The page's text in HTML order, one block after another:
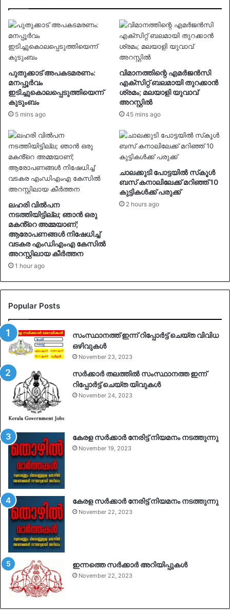
പുതുക്കാട് അപകടമരണം:
മനപ്പൂർവം
ഇടിച്ചുകൊലപ്പെടുത്തിയെന്ന്
കുടുംബം
5 mins ago
വിമാനത്തിന്റെ എമർജൻസി
എക്സിറ്റ് ബലമായി തുറക്കാൻ
ശ്രമം; മലയാളി യുവാവ്
അറസ്റ്റിൽ
45 mins ago
ലഹരി വിൽപന
നടത്തിയിട്ടില്ല; ഞാൻ ഒരു
മകൻ്റെ അമ്മയാണ്;
ആരോപണങ്ങൾ നിഷേധിച്ച്
വടകര എംഡിഎംഎ കേസിൽ
അറസ്റ്റിലായ കീർത്തന
1 hour ago
ചാലക്കുടി പോട്ടയില്‍ സ്‌കൂള്‍
ബസ് കനാലിലേക്ക് മറിഞ്ഞ് 10
കുട്ടികള്‍ക്ക് പരുക്ക്
2 hours ago
Popular Posts
സംസ്ഥാനത്ത് ഇന്ന് റിപ്പോർട്ട് ചെയ്ത വിവിധ
ഒഴിവുകൾ
November 23, 2023
സർക്കാർ തലത്തിൽ സംസ്ഥാനത്ത ഇന്ന്
റിപ്പോർട്ട് ചെയ്ത യിവുകൾ
November 24, 2023
കേരള സർക്കാർ നേരിട്ട് നിയമനം നടത്തുന്നു
November 19, 2023
കേരള സർക്കാർ നേരിട്ട് നിയമനം നടത്തുന്നു
November 22, 2023
ഇന്നത്തെ സർക്കാർ അറിയിപ്പുകൾ
November 22, 2023